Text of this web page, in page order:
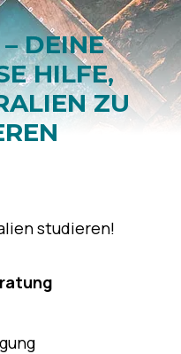
DEINE
HILFE,
ZU
studieren!